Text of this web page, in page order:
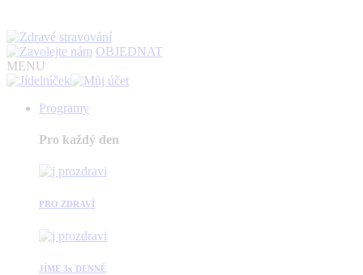
OBJEDNAT
MENU
Programy
Pro každý den
PRO ZDRAVÍ
JÍME 3x DENNĚ